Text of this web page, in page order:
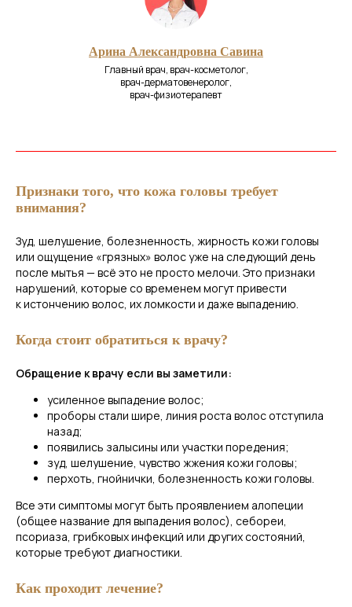
Арина Александровна Савина
Главный врач, врач-косметолог,
врач-дерматовенеролог,
врач-физиотерапевт
Признаки того, что кожа головы требует
внимания?
Зуд, шелушение, болезненность, жирность кожи головы
или ощущение «грязных» волос уже на следующий день
после мытья — всё это не просто мелочи. Это признаки
нарушений, которые со временем могут привести
к истончению волос, их ломкости и даже выпадению.
Когда стоит обратиться к врачу?
Обращение к врачу если вы заметили:
усиленное выпадение волос;
проборы стали шире, линия роста волос отступила
назад;
появились залысины или участки поредения;
зуд, шелушение, чувство жжения кожи головы;
перхоть, гнойнички, болезненность кожи головы.
Все эти симптомы могут быть проявлением алопеции
(общее название для выпадения волос), себореи,
псориаза, грибковых инфекций или других состояний,
которые требуют диагностики.
Как проходит лечение?